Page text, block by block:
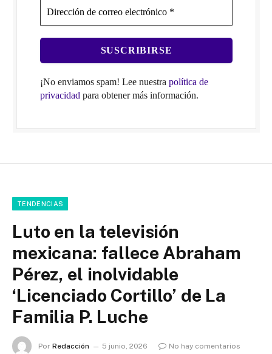
¡No enviamos spam! Lee nuestra política de
privacidadpara obtener más información.
TENDENCIAS
Luto en la televisión
mexicana: fallece Abraham
Pérez, el inolvidable
‘Licenciado Cortillo’ de La
Familia P. Luche
Por Redacción 5 junio, 2026
No hay comentarios